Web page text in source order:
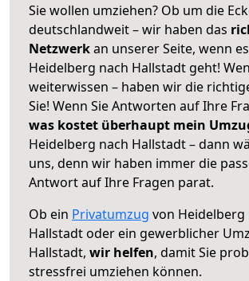
Sie wollen umziehen? Ob um die
deutschlandweit – wir haben das
Netzwerkan unserer Seite, wenn
Heidelberg nach Hallstadt geht!
weiterwissen – haben wir die
Sie! Wenn Sie Antworten auf Ihre
was kostet überhaupt mein
Heidelberg nach Hallstadt – dann
uns, denn wir haben immer die
Antwort auf Ihre Fragen parat.
Ob ein Privatumzug von Heidelberg
Hallstadt oder ein gewerblicher
Hallstadt, wir helfen, damit Sie
stressfrei umziehen können.